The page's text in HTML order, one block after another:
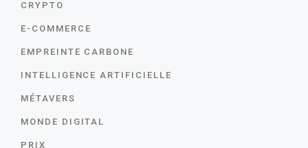
CRYPTO
E-COMMERCE
EMPREINTE CARBONE
INTELLIGENCE ARTIFICIELLE
MÉTAVERS
MONDE DIGITAL
PRIX